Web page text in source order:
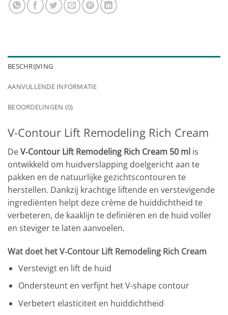
BESCHRIJVING
AANVULLENDE INFORMATIE
BEOORDELINGEN (0)
V-Contour Lift Remodeling Rich Cream
DeV‑Contour Lift Remodeling Rich Cream 50 ml is
ontwikkeld om huidverslapping doelgericht aan te
pakken en de natuurlijke gezichtscontouren te
herstellen. Dankzij krachtige liftende en verstevigende
ingrediënten helpt deze crème de huiddichtheid te
verbeteren, de kaaklijn te definiëren en de huid voller
en steviger te laten aanvoelen.
Wat doet het V‑Contour Lift Remodeling Rich Cream
Verstevigt en lift de huid
Ondersteunt en verfijnt het V‑shape contour
Verbetert elasticiteit en huiddichtheid